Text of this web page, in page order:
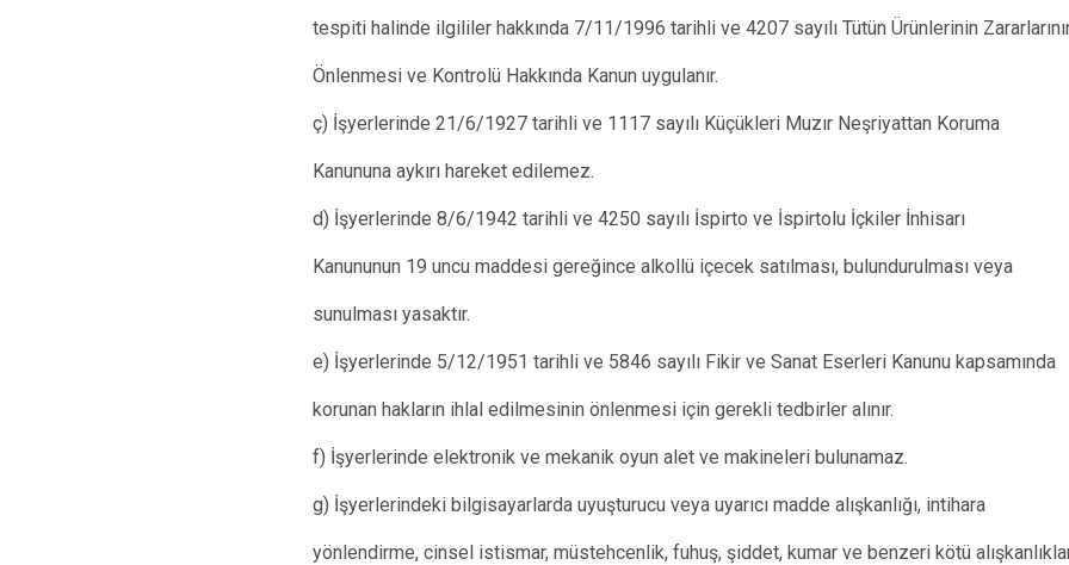
tespiti halinde ilgililer hakkında 7/11/1996 tarihli ve 4207 sayılı Tütün Ürünlerinin
Önlenmesi ve Kontrolü Hakkında Kanun uygulanır.
ç) İşyerlerinde 21/6/1927 tarihli ve 1117 sayılı Küçükleri Muzır Neşriyattan Koruma
Kanununa aykırı hareket edilemez.
d) İşyerlerinde 8/6/1942 tarihli ve 4250 sayılı İspirto ve İspirtolu İçkiler İnhisarı
Kanununun 19 uncu maddesi gereğince alkollü içecek satılması, bulundurulması veya
sunulması yasaktır.
e) İşyerlerinde 5/12/1951 tarihli ve 5846 sayılı Fikir ve Sanat Eserleri Kanunu kapsamında
korunan hakların ihlal edilmesinin önlenmesi için gerekli tedbirler alınır.
f) İşyerlerinde elektronik ve mekanik oyun alet ve makineleri bulunamaz.
g) İşyerlerindeki bilgisayarlarda uyuşturucu veya uyarıcı madde alışkanlığı, intihara
yönlendirme, cinsel istismar, müstehcenlik, fuhuş, şiddet, kumar ve benzeri kötü